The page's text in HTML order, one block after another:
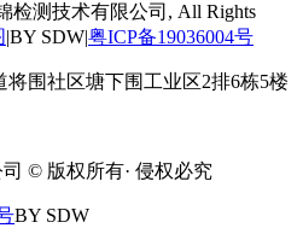
检测技术有限公司, All Rights
|BY SDW|粤ICP备19036004号
围社区塘下围工业区2排6栋5楼
© 版权所有· 侵权必究
BY SDW